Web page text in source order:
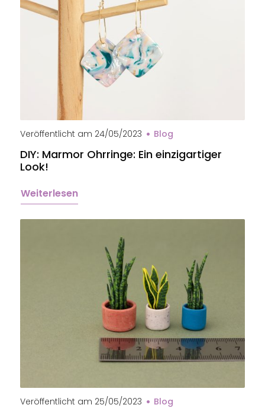
Veröffentlicht am 24/05/2023 Blog
DIY: Marmor Ohrringe: Ein einzigartiger
Look!
Weiterlesen
Veröffentlicht am 25/05/2023 Blog